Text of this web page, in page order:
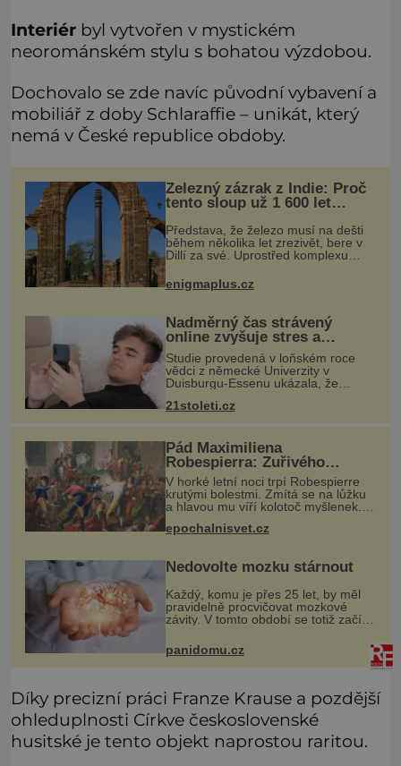
Interiér byl vytvořen v mystickém
neorománském stylu s bohatou výzdobou.
Dochovalo se zde navíc původní vybavení a
mobiliář z doby Schlaraffie – unikát, který
nemá v České republice obdoby.
Železný zázrak z Indie: Proč
tento sloup už 1 600 let
nezná rez?
Představa, že železo musí na dešti
během několika let zrezivět, bere v
Dillí za své. Uprostřed komplexu
Qutb stojí více než sedm metrů
vysoký železný sloup, který už
přibližně 1 600 let odolává počasí
enigmaplus.cz
Nadměrný čas strávený
online zvyšuje stres a
zhoršuje náladu, ukazuje
studie
Studie provedená v loňském roce
vědci z německé Univerzity v
Duisburgu-Essenu ukázala, že
spojeno s vyšší úrovní stresu, horší
náladou a vede k zanedbávání
21stoleti.cz
Pád Maximiliena
Robespierra: Zuřivého
jakobína nikdo nelitoval?
V horké letní noci trpí Robespierre
krutými bolestmi. Zmítá se na lůžku
a hlavou mu víří kolotoč myšlenek.
si na jednu z pařížských jasnovidek,
epochalnisvet.cz
Nedovolte mozku stárnout
Každý, komu je přes 25 let, by měl
pravidelně procvičovat mozkové
závity. V tomto období se totiž začíná
problém vzpomenout si na jméno
kolegy z práce. Nebo marně v
paměti
panidomu.cz
Díky precizní práci Franze Krause a pozdější
ohleduplnosti Církve československé
husitské je tento objekt naprostou raritou.